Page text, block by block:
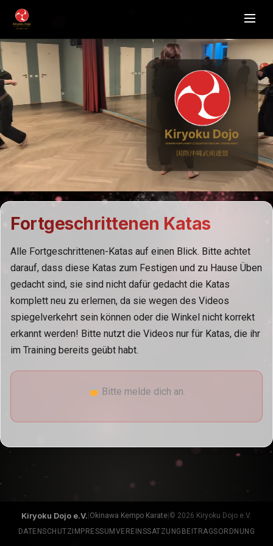
Fortgeschrittenen Katas
Alle Fortgeschrittenen-Katas auf einen Blick. Bitte achtet
darauf, dass diese Katas zum Festigen und zu Hause Üben
gedacht sind, sie sind nicht dafür gedacht die Katas
komplett neu zu erlernen, da sie wegen des Videos
spiegelverkehrt sein können oder die Winkel nicht korrekt
erkannt werden! Bitte nutzt die Videos nur für Katas, die ihr
im Training bereits geübt habt.
Bitte melde dich an.
Kiryoku Dojo e.V. Okinawa Kempo Karate © 2026 Kiryoku Dojo e.V.
DATENSCHUTZ IMPRESSUM VEREINSSATZUNG BEITRAGSORDNUNG